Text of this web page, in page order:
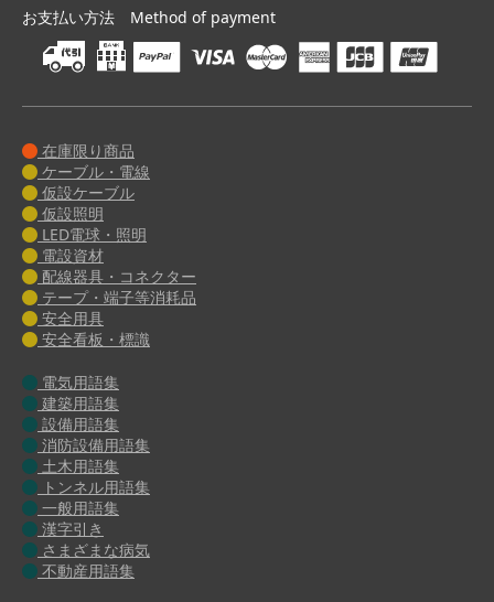
お支払い方法 Method of payment
在庫限り商品
ケーブル・電線
仮設ケーブル
仮設照明
LED電球・照明
電設資材
配線器具・コネクター
テープ・端子等消耗品
安全用具
安全看板・標識
電気用語集
建築用語集
設備用語集
消防設備用語集
土木用語集
トンネル用語集
一般用語集
漢字引き
さまざまな病気
不動産用語集